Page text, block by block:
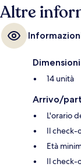
Altre
14 unità
Arrivo/
L'orario
Il check-
Età
Il check-